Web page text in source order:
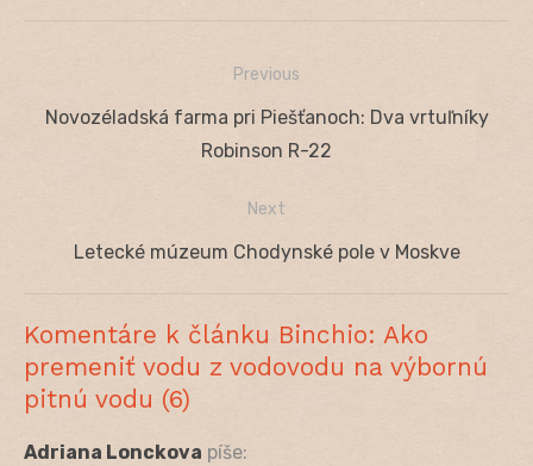
Navigácia
Previous
Previous
Novozéladská farma pri Piešťanoch: Dva vrtuľníky
Robinson R-22
Next
Next
Letecké múzeum Chodynské pole v Moskve
Komentáre k článku Binchio: Ako
premeniť vodu z vodovodu na výbornú
pitnú vodu (6)
Adriana Lonckova píše: